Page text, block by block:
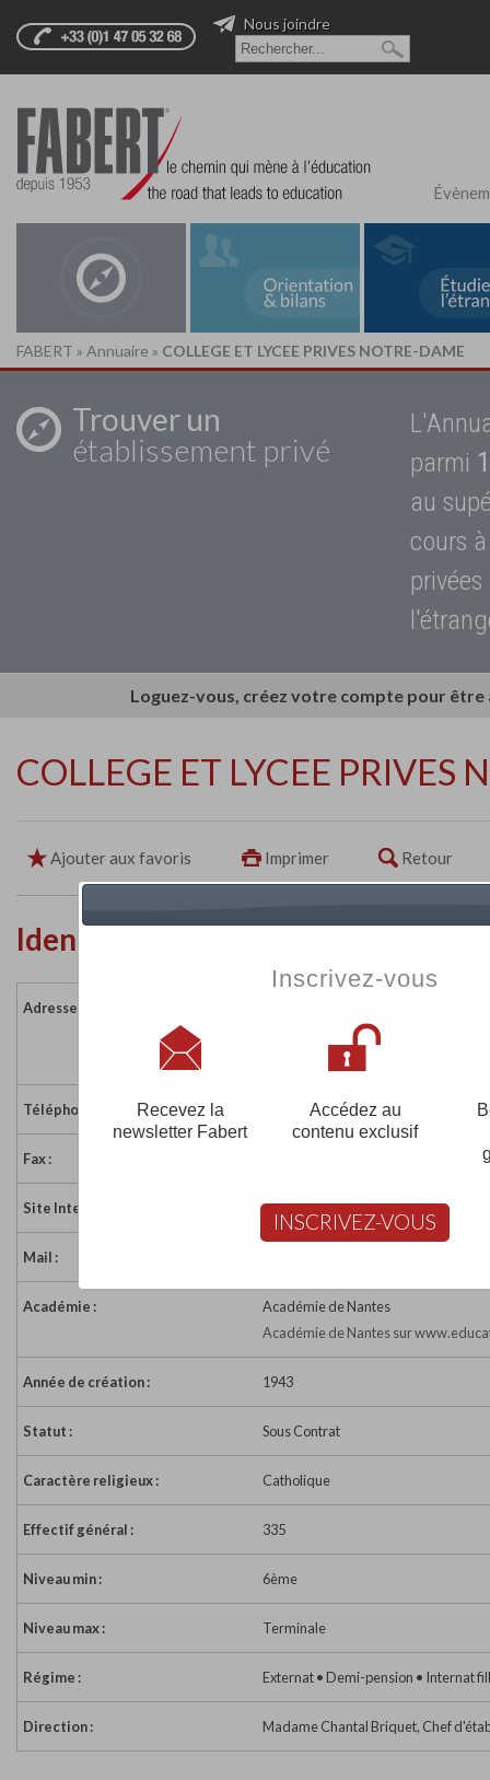
Nous joindre
FABERT » Annuaire » COLLEGE ET LYCEE PRIVES NOTRE-DAME
Trouver un
établissement privé
parmi
au
cours
Loguez-vous, créez votre compte pour
COLLEGE ET LYCEE PRIVES
Ajouter aux favoris Imprimer Retour
Identité de l'établissement
Adresse :
49310 LA SALLE DE VIHIERS
Téléphone : 02 41 49 02 50
Fax :
Site Internet : http://notredame-
Mail :
Académie :
Académie de Nantes
Académie de Nantes sur
Année de création : 1943
Statut : Sous Contrat
Caractère religieux : Catholique
Effectif général : 335
Niveau min : 6ème
Niveau max : Terminale
Régime : Externat • Demi-pension • Internat
Direction : Madame Chantal Briquet, Chef
Inscrivez-vous
Recevez la
newsletter Fabert
Accédez au
contenu exclusif
INSCRIVEZ-VOUS